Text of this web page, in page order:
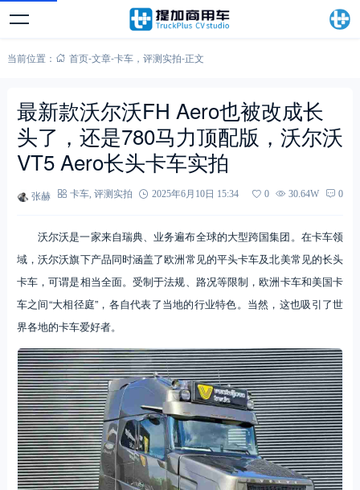
当前位置： 首页-文章-卡车， 评测实拍-正文
最新款沃尔沃FH Aero也被改成长
头了，还是780马力顶配版，沃尔沃
VT5 Aero长头卡车实拍
张赫 卡车, 评测实拍 2025年6月10日 15:34 0 30.64W 0
沃尔沃是一家来自瑞典、业务遍布全球的大型跨国集团。在卡车领
域，沃尔沃旗下产品同时涵盖了欧洲常见的平头卡车及北美常见的长头
卡车，可谓是相当全面。受制于法规、路况等限制，欧洲卡车和美国卡
车之间“大相径庭”，各自代表了当地的行业特色。当然，这也吸引了世
界各地的卡车爱好者。